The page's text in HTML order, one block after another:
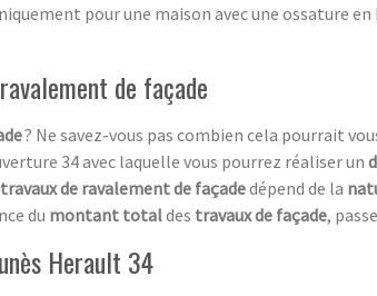
pour une maison avec une ossature
de façade
? Ne savez-vous pas combien cela pourrait
34 avec laquelle vous pourrez réaliser un
travaux de ravalement de façadedépend de la
du montant totaldes travaux de façade,
Herault 34